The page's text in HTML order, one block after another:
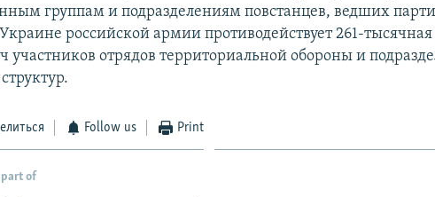
группам и подразделениям повстанцев, ведших
российской армии противодействует 261-
участников отрядов территориальной обороны и
Follow us Print
of